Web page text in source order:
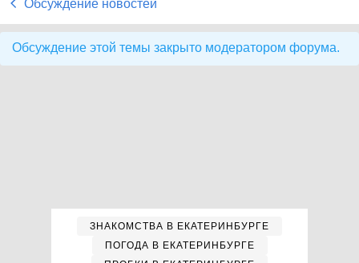
Обсуждение новостей
Обсуждение этой темы закрыто модератором форума.
ЗНАКОМСТВА В ЕКАТЕРИНБУРГЕ
ПОГОДА В ЕКАТЕРИНБУРГЕ